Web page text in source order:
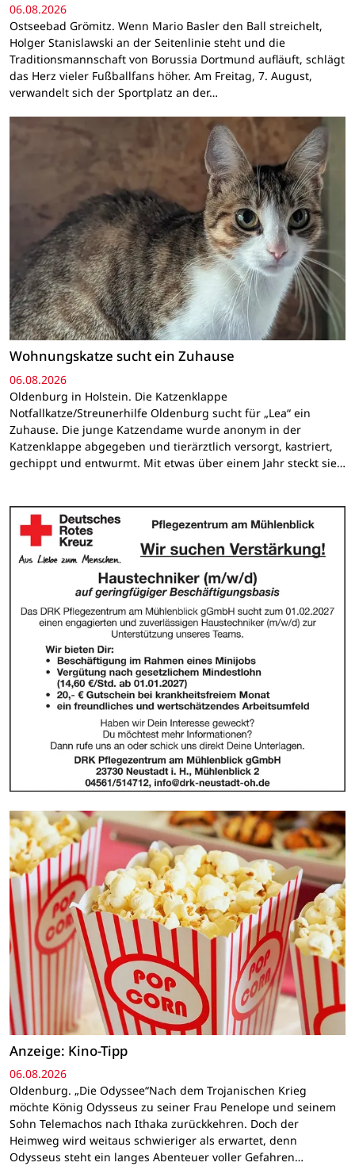
06.08.2026
Ostseebad Grömitz. Wenn Mario Basler den Ball streichelt,
Holger Stanislawski an der Seitenlinie steht und die
Traditionsmannschaft von Borussia Dortmund aufläuft, schlägt
das Herz vieler Fußballfans höher. Am Freitag, 7. August,
verwandelt sich der Sportplatz an der…
Wohnungskatze sucht ein Zuhause
06.08.2026
Oldenburg in Holstein. Die Katzenklappe
Notfallkatze/Streunerhilfe Oldenburg sucht für „Lea“ ein
Zuhause. Die junge Katzendame wurde anonym in der
Katzenklappe abgegeben und tierärztlich versorgt, kastriert,
gechippt und entwurmt. Mit etwas über einem Jahr steckt sie…
Anzeige: Kino-Tipp
06.08.2026
Oldenburg. „Die Odyssee“Nach dem Trojanischen Krieg
möchte König Odysseus zu seiner Frau Penelope und seinem
Sohn Telemachos nach Ithaka zurückkehren. Doch der
Heimweg wird weitaus schwieriger als erwartet, denn
Odysseus steht ein langes Abenteuer voller Gefahren…